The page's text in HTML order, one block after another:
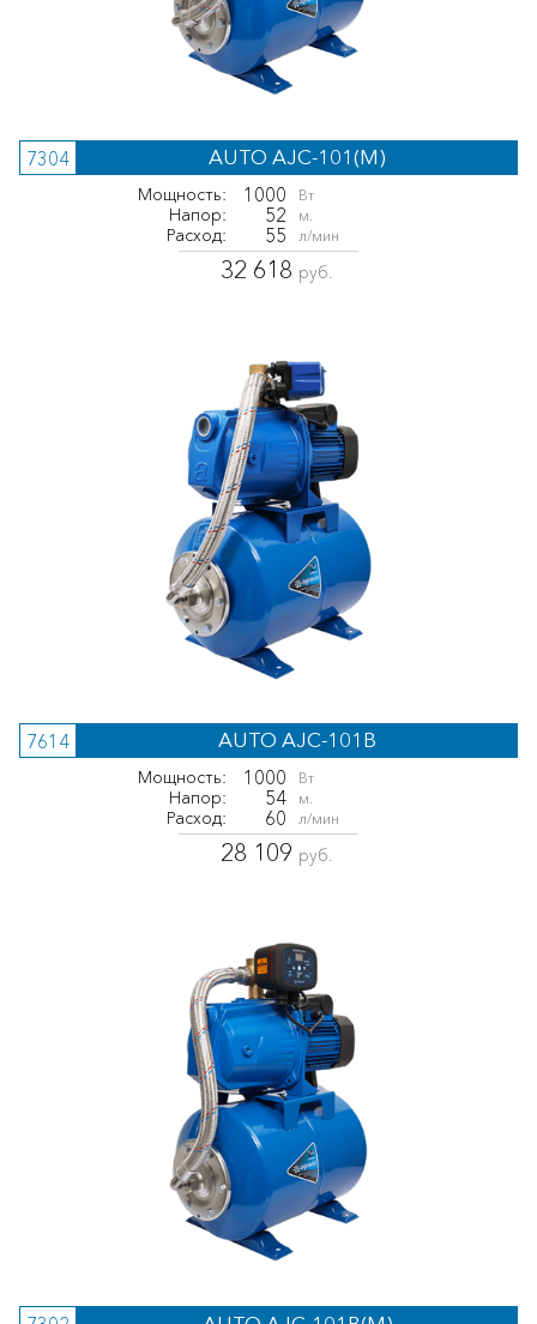
7304 AUTO AJC-101(M)
Мощность: 1000 Вт
Напор: 52 м.
Расход: 55 л/мин
32 618 руб.
7614 AUTO AJC-101B
Мощность: 1000 Вт
Напор: 54 м.
Расход: 60 л/мин
28 109 руб.